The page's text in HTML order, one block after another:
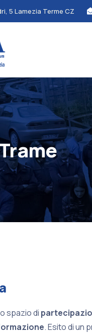
5 Lamezia Terme CZ
spazio di
. Esito di un